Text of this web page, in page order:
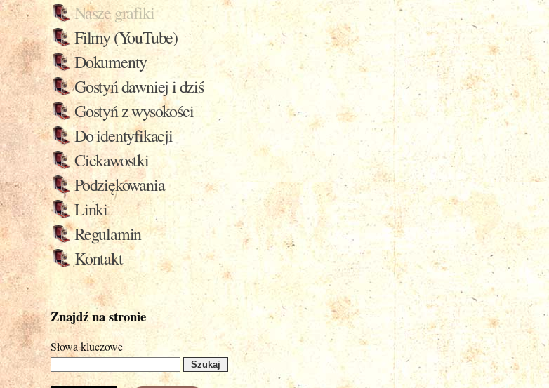
Nasze grafiki
Filmy (YouTube)
Dokumenty
Gostyń dawniej i dziś
Gostyń z wysokości
Do identyfikacji
Ciekawostki
Podziękowania
Linki
Regulamin
Kontakt
Znajdź na stronie
Słowa kluczowe